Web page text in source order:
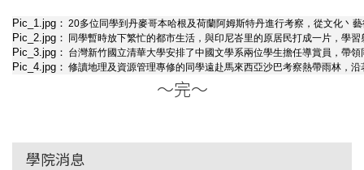
Pic_1.jpg： 20多位同學到丹麥哥本哈根及荷蘭阿姆斯特丹進行考察，從文化丶
Pic_2.jpg： 同學暫時放下繁忙的都市生活，與印尼峇里的原居民打成一片，學
Pic_3.jpg： 台灣新竹國立清華大學安排了中國文學系兩位學生擔任導賞員，帶
Pic_4.jpg： 修讀地理及資源管理專修的同學遠赴馬來西亞沙巴考察熱帶雨林，
～完～
學院消息